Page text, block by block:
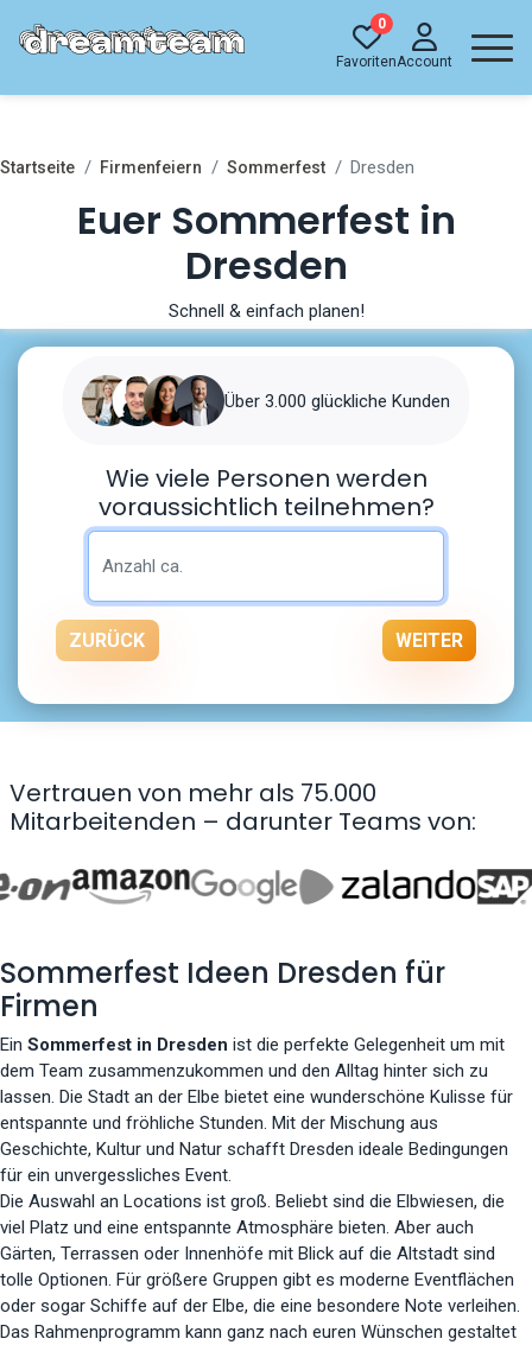
0
FavoritenAccount
Startseite Firmenfeiern Sommerfest Dresden
Euer Sommerfest in
Dresden
Schnell & einfach planen!
Über 3.000 glückliche Kunden
Wie viele Personen werden
voraussichtlich teilnehmen?
ZURÜCK WEITER
Vertrauen von mehr als 75.000
Mitarbeitenden – darunter Teams von:
Sommerfest Ideen Dresden für
Firmen
Ein Sommerfest in Dresden ist die perfekte Gelegenheit um mit
dem Team zusammenzukommen und den Alltag hinter sich zu
lassen. Die Stadt an der Elbe bietet eine wunderschöne Kulisse für
entspannte und fröhliche Stunden. Mit der Mischung aus
Geschichte, Kultur und Natur schafft Dresden ideale Bedingungen
für ein unvergessliches Event.
Die Auswahl an Locations ist groß. Beliebt sind die Elbwiesen, die
viel Platz und eine entspannte Atmosphäre bieten. Aber auch
Gärten, Terrassen oder Innenhöfe mit Blick auf die Altstadt sind
tolle Optionen. Für größere Gruppen gibt es moderne Eventflächen
oder sogar Schiffe auf der Elbe, die eine besondere Note verleihen.
Das Rahmenprogramm kann ganz nach euren Wünschen gestaltet